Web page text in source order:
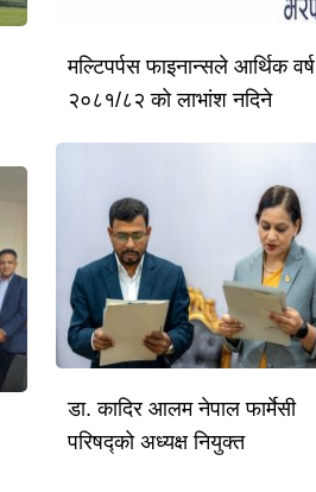
मल्टिपर्पस फाइनान्सले आर्थिक वर्ष
२०८१/८२ को लाभांश नदिने
डा. कादिर आलम नेपाल फार्मेसी
परिषद्को अध्यक्ष नियुक्त